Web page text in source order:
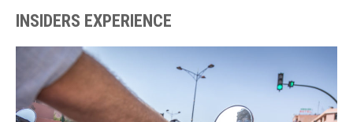
INSIDERS EXPERIENCE